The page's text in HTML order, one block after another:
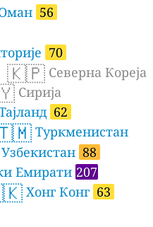
56
70
🇰🇵 Северна Кореја
Сирија
62
Туркменистан
Узбекистан 88
Емирати 207
Хонг Конг 63